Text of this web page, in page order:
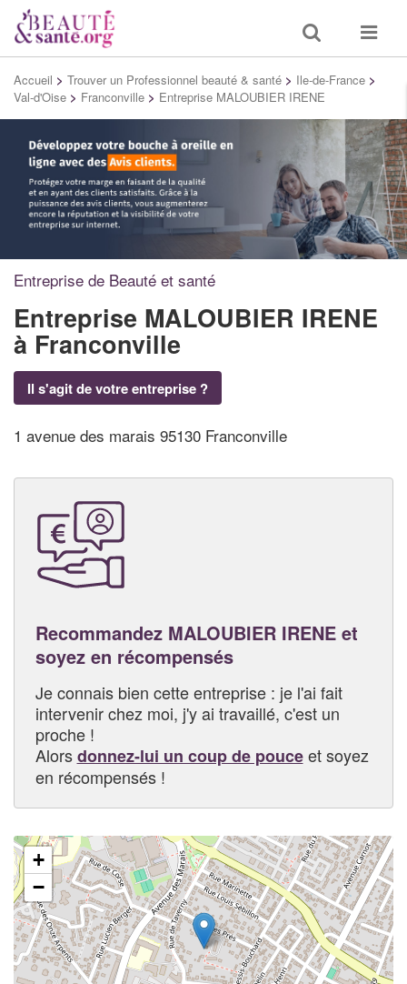
Toggle
search
Toggle
Accueil > Trouver un Professionnel beauté & santé > Ile-de-France >
Val-d'Oise > Franconville > Entreprise MALOUBIER IRENE
Entreprise de Beauté et santé
Entreprise MALOUBIER IRENE
à Franconville
Il s'agit de votre entreprise ?
1 avenue des marais 95130 Franconville
Recommandez MALOUBIER IRENE et
soyez en récompensés
Je connais bien cette entreprise : je l'ai fait
intervenir chez moi, j'y ai travaillé, c'est un
proche !
Alorsdonnez-lui un coup de pouceet soyez
en récompensés !
+
−
✕